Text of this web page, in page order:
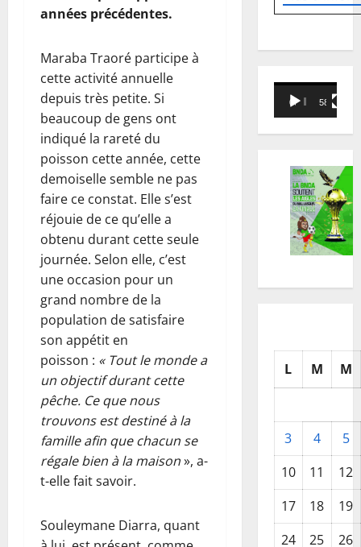
années précédentes.
Maraba Traoré participe à
cette activité annuelle
depuis très petite. Si
beaucoup de gens ont
indiqué la rareté du
poisson cette année, cette
demoiselle semble ne pas
faire ce constat. Elle s’est
réjouie de ce qu’elle a
obtenu durant cette seule
journée. Selon elle, c’est
une occasion pour un
grand nombre de la
population de satisfaire
son appétit en
poisson : « Tout le monde a
un objectif durant cette
pêche. Ce que nous
trouvons est destiné à la
famille afin que chacun se
régale bien à la maison», a-
t-elle fait savoir.
Souleymane Diarra, quant
Lecteur
vidéo
00:00 58:18
L M M
3 4
5
10
11
12
17
18
19
24
25
26